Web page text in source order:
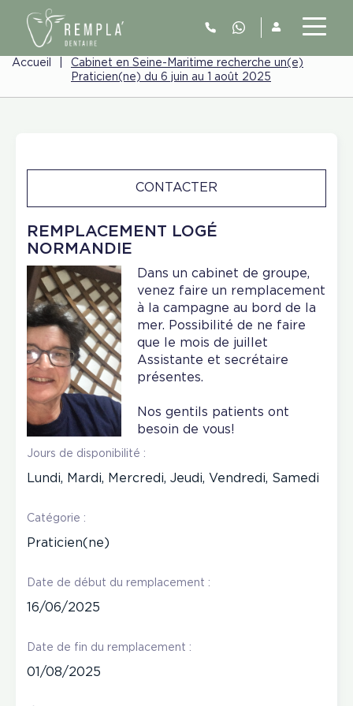
Accueil
Cabinet en Seine-Maritime recherche un(e)
Praticien(ne) du 6 juin au 1 août 2025
REMPLACEMENT LOGÉ
NORMANDIE
CONTACTER
Dans un cabinet de groupe,
venez faire un remplacement
à la campagne au bord de la
mer. Possibilité de ne faire
que le mois de juillet
Assistante et secrétaire
présentes.
Nos gentils patients ont
besoin de vous!
Jours de disponibilité :
Lundi, Mardi, Mercredi, Jeudi, Vendredi, Samedi
Catégorie :
Praticien(ne)
Date de début du remplacement :
16/06/2025
Date de fin du remplacement :
01/08/2025